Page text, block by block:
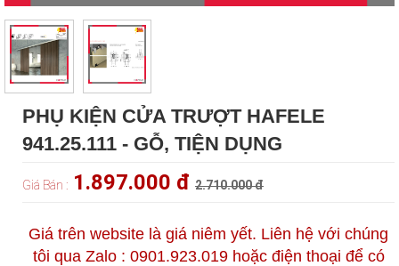
PHỤ KIỆN CỬA TRƯỢT HAFELE
941.25.111 - GỖ, TIỆN DỤNG
Giá Bán : 1.897.000 đ 2.710.000 đ
Giá trên website là giá niêm yết. Liên hệ với chúng
tôi qua Zalo : 0901.923.019 hoặc điện thoại để có